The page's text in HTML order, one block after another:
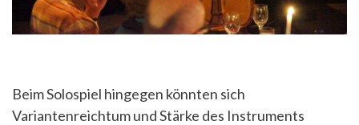
Beim Solospiel hingegen könnten sich
Variantenreichtum und Stärke des Instruments